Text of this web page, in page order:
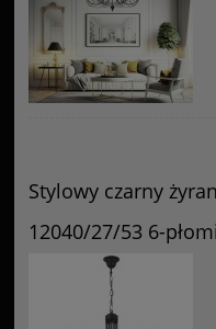
Stylowy czarny
12040/27/53 6-